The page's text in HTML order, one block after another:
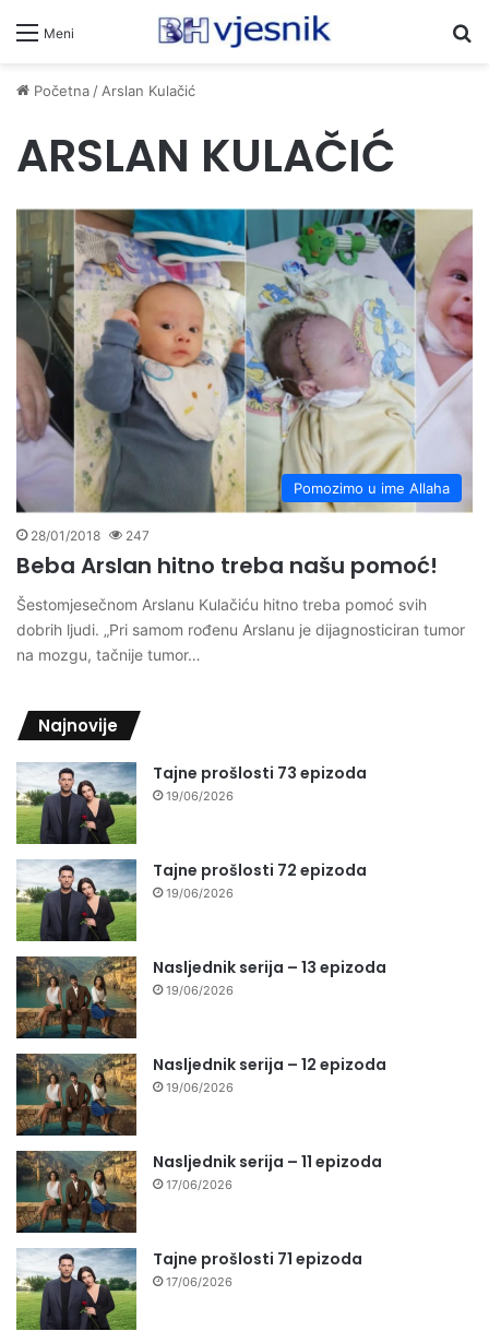
Meni
Početna/Arslan Kulačić
ARSLAN KULAČIĆ
Pomozimo u ime Allaha
28/01/2018 247
Beba Arslan hitno treba našu pomoć!
Šestomjesečnom Arslanu Kulačiću hitno treba pomoć svih
dobrih ljudi. „Pri samom rođenu Arslanu je dijagnosticiran tumor
na mozgu, tačnije tumor…
Najnovije
Tajne prošlosti 73 epizoda
19/06/2026
Tajne prošlosti 72 epizoda
19/06/2026
Nasljednik serija – 13 epizoda
19/06/2026
Nasljednik serija – 12 epizoda
19/06/2026
Nasljednik serija – 11 epizoda
17/06/2026
Tajne prošlosti 71 epizoda
17/06/2026